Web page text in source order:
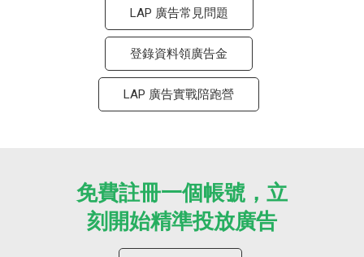
LAP 廣告常見問題
登錄資料領廣告金
LAP 廣告實戰陪跑營
免費註冊一個帳號，立
刻開始精準投放廣告